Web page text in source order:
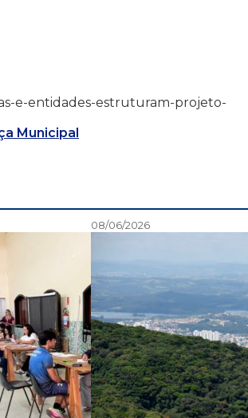
e-entidades-estruturam-projeto-
Municipal
08/06/2026